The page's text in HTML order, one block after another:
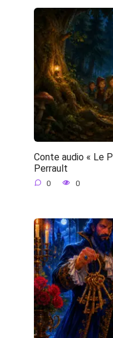
Conte audio « Le
Perrault
0 0